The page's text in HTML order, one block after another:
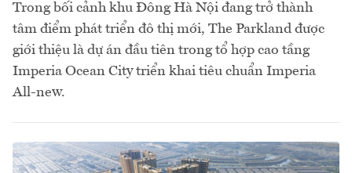
Trong bối cảnh khu Đông Hà Nội đang trở thành
tâm điểm phát triển đô thị mới, The Parkland được
giới thiệu là dự án đầu tiên trong tổ hợp cao tầng
Imperia Ocean City triển khai tiêu chuẩn Imperia
All-new.